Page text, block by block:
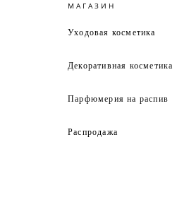
МАГАЗИН
Уходовая косметика
Декоративная косметика
Парфюмерия на распив
Распродажа